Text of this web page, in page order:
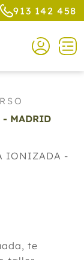
913 142 458
- MADRID
IONIZADA -
te